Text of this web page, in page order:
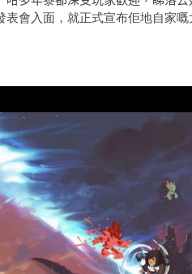
會入面，就正式宣布佢地自家